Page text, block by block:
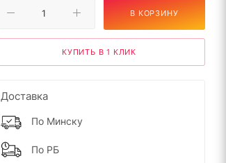
В КОРЗИНУ
КУПИТЬ В 1 КЛИК
Доставка
По Минску
По РБ